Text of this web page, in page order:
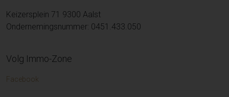
Keizersplein 71 9300 Aalst
Ondernemingsnummer: 0451.433.050
Volg Immo-Zone
Facebook